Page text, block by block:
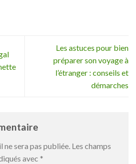
Les astuces pour bien
préparer son voyage à
l’étranger : conseils et
démarches
ne sera pas publiée. Les champs
avec *